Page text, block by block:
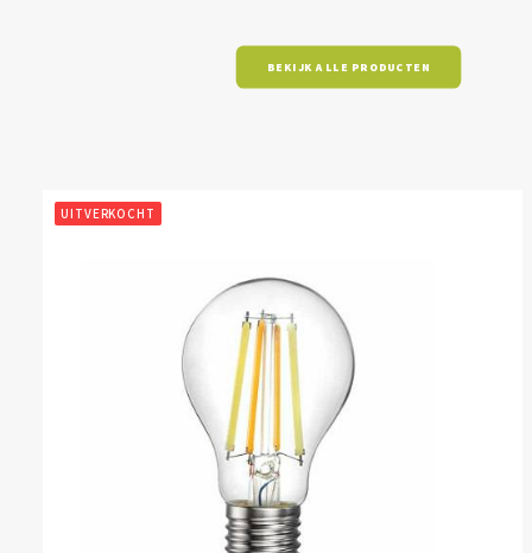
BEKIJK ALLE PRODUCTEN
UITVERKOCHT